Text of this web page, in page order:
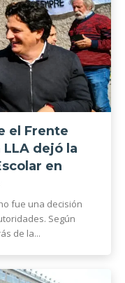
el Frente
LLA dejó la
en
fue una decisión
Según
de la...